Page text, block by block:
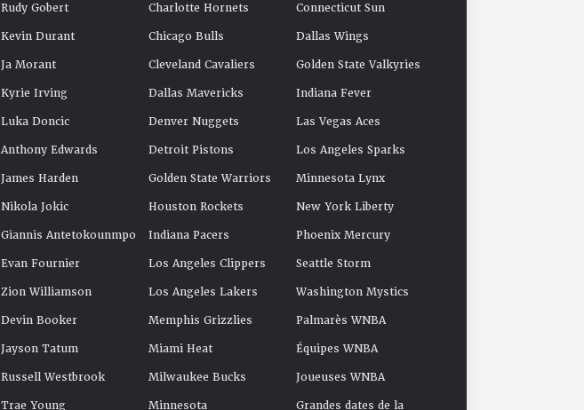
Rudy Gobert
Kevin Durant
Ja Morant
Kyrie Irving
Luka Doncic
Anthony Edwards
James Harden
Nikola Jokic
Giannis Antetokounmpo
Evan Fournier
Zion Williamson
Devin Booker
Jayson Tatum
Russell Westbrook
Trae Young
Charlotte Hornets
Chicago Bulls
Cleveland Cavaliers
Dallas Mavericks
Denver Nuggets
Detroit Pistons
Golden State Warriors
Houston Rockets
Indiana Pacers
Los Angeles Clippers
Los Angeles Lakers
Memphis Grizzlies
Miami Heat
Milwaukee Bucks
Minnesota
Connecticut Sun
Dallas Wings
Golden State Valkyries
Indiana Fever
Las Vegas Aces
Los Angeles Sparks
Minnesota Lynx
New York Liberty
Phoenix Mercury
Seattle Storm
Washington Mystics
Palmarès WNBA
Équipes WNBA
Joueuses WNBA
Grandes dates de la